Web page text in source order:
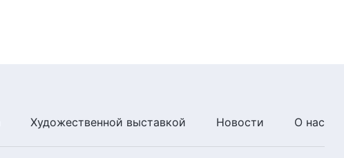
Вхождение в жизнь | Отрывок
Художественной выставкой Новости О нас